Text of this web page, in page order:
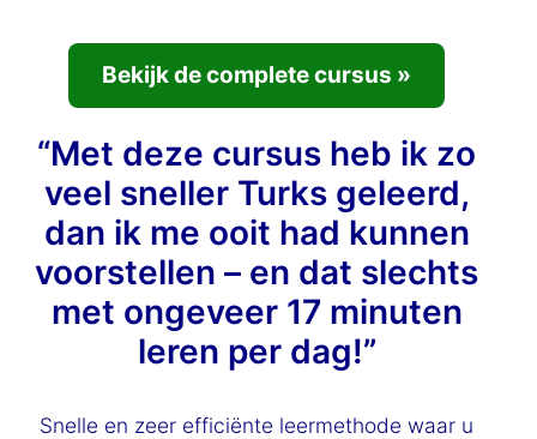
Bekijk de complete cursus »
“Met deze cursus heb ik zo
veel sneller Turks geleerd,
dan ik me ooit had kunnen
voorstellen – en dat slechts
met ongeveer 17 minuten
leren per dag!”
Snelle en zeer efficiënte leermethode waar u